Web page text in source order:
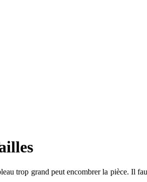
trop grand peut encombrer la pièce. Il